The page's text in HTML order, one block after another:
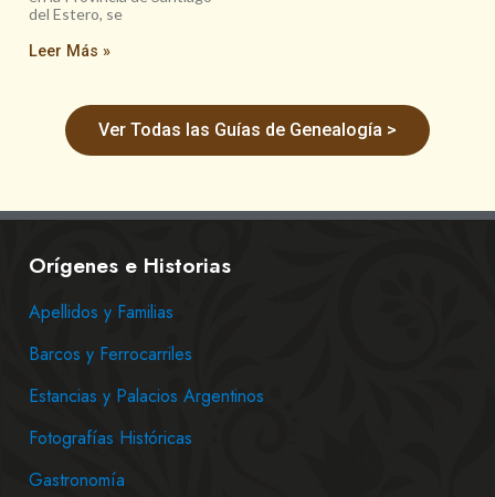
del Estero, se
Leer Más »
Ver Todas las Guías de Genealogía >
Orígenes e Historias
Apellidos y Familias
Barcos y Ferrocarriles
Estancias y Palacios Argentinos
Fotografías Históricas
Gastronomía